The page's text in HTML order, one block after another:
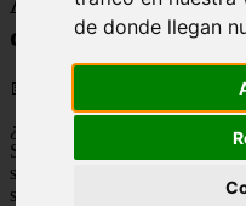
de donde llegan
con Aceite de
📅 11/05/2025
¿Eres una persona con
Si es así, has llegado al lugar
sobre el aceite de argan y
salud y apariencia de tu